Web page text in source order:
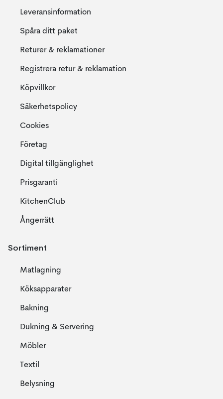
Leveransinformation
Spåra ditt paket
Returer & reklamationer
Registrera retur & reklamation
Köpvillkor
Säkerhetspolicy
Cookies
Företag
Digital tillgänglighet
Prisgaranti
KitchenClub
Ångerrätt
Sortiment
Matlagning
Köksapparater
Bakning
Dukning & Servering
Möbler
Textil
Belysning